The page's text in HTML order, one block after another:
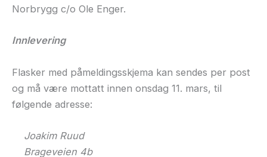
Norbrygg c/o Ole Enger.
Innlevering
Flasker med påmeldingsskjema kan sendes per post
og må være mottatt innen onsdag 11. mars, til
følgende adresse:
Joakim Ruud
Brageveien 4b